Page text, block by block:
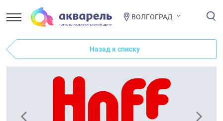
ВОЛГОГРАД
Назад к списку